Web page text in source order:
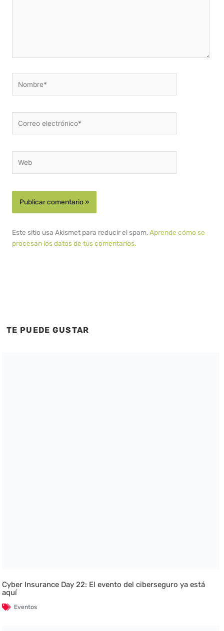
electrónico*
Este sitio usa Akismet para reducir el spam.Aprende cómo se
procesan los datos de tus comentarios.
TE PUEDE GUSTAR
Cyber Insurance Day 22: El evento del ciberseguro ya está
aquí
Eventos